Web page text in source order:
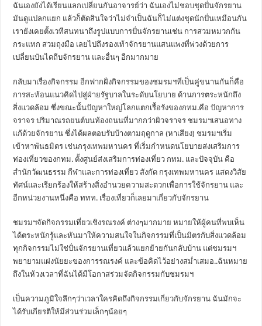
ฉันเองยังได้เรียนแลกเปลี่ยนกันอาจารย์ว่า ฉันเองไม่ชอบชุดปั่นจักรยาน
มันดูแปลกแยก แล้วก็ตัดสินใจว่าไม่จำเป็นฉันก็ไม่แต่งชุดนักปั่นเหมือนกัน
เรายังเคยตั้งเวทีสนทนาถึงรูปแบบการปั่นจักรยานเช่น การสวมหมวกกัน
กระแทก สวมถุงมือ เลยไปถึงรองเท้าจักรยานแสนแพงที่พ่วงด้วยการ
เปลี่ยนบันไดถีบจักรยาน และอื่นๆ อีกมากมาย
กลับมาเรื่องกิจกรรม อีกฟากฝั่งกิจกรรมของชมรมฯที่เป็นคู่ขนานกันก็คือ
การสะท้อนแนวคิดไปสู่ฝ่ายรัฐบาลในระดับนโยบาย ด้านการตระหนักถึง
สิ่งแวดล้อม ซึ่งขณะนั้นปัญหาใหญ่โลกแตกเรื้อรังของกทม.คือ ปัญหาการ
จราจร ปริมาณรถยนต์บนท้องถนนที่มากกว่าผิวจราจร ชมรมฯเสนอทาง
แก้ด้วยจักรยาน ซึ่งได้ผลตอบรับบ้างตามฤดูกาล (หาเสียง) ชมรมฯเริ่ม
เข้าหาพันธมิตร เช่นกรุงเทพมหานคร ที่เริ่มกำหนดนโยบายส่งเสริมการ
ท่องเที่ยวของกทม. ตั้งศูนย์ส่งเสริมการท่องเที่ยว กทม. และปัจจุบัน คือ
สำนักวัฒนธรรม กีฬาและการท่องเที่ยว สังกัด กรุงเทพมหานคร แสดงวิสัย
ทัศน์และเรียกร้องให้สร้างสิ่งอำนวยความสะดวกเพื่อการใช้จักรยาน และ
อีกหน่วยงานหนึ่งคือ ททท. เรื่องเที่ยวก็เลยมาเกี่ยวกับจักรยาน
ชมรมฯจัดกิจกรรมเที่ยวเชิงรณรงค์ ต่างๆมากมาย หมายให้ผู้คนที่พบเห็น
ได้ตระหนักรู้และหันมาให้ความสนใจในกิจกรรมที่เป็นมิตรกับสิ่งแวดล้อม
ทุกกิจกรรมไม่ใช่ปั่นจักรยานเที่ยวแล้วแยกย้ายกันกลับบ้าน แต่ชมรมฯ
พยายามแฝงนัยยะของการรณรงค์ และข้อคิดไว้อย่างสม่ำเสมอ..ฉันหมาย
ถึงในห้วงเวลาที่ฉันได้มีโอกาสร่วมจัดกิจกรรมกับชมรมฯ
เป็นความภูมิใจลึกๆว่าเวลาใครคิดถึงกิจกรรมเกี่ยวกับจักรยาน ฉันมักจะ
ได้รับเกียรติให้มีส่วนร่วมเล็กๆน้อยๆ